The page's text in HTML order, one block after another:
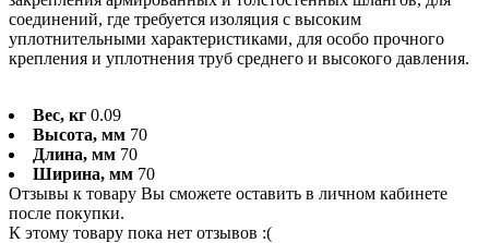
соединений, где требуется изоляция с высоким
уплотнительными характеристиками, для особо прочного
крепления и уплотнения труб среднего и высокого давления.
Вес, кг 0.09
Высота, мм 70
Длина, мм 70
Ширина, мм 70
Отзывы к товару Вы сможете оставить в личном кабинете
после покупки.
К этому товару пока нет отзывов :(